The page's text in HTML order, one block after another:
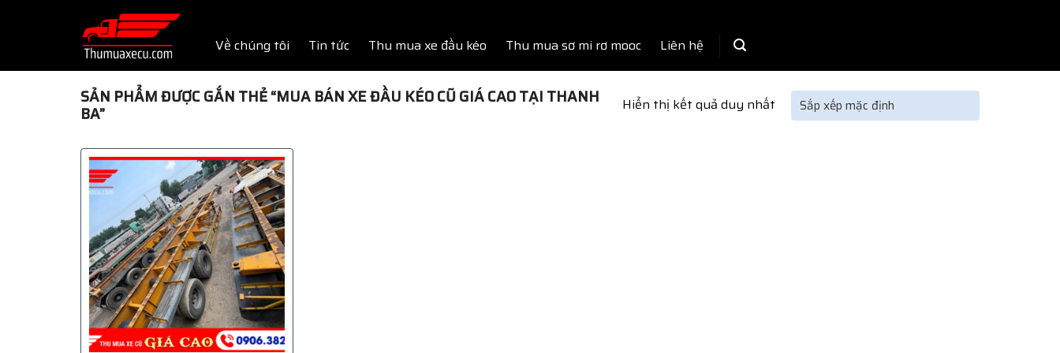
Về chúng tôi Tin tức Thu mua xe đầu kéo Thu mua sơ mi rơ mooc Liên hệ
SẢN PHẨM ĐƯỢC GẮN THẺ “MUA BÁN XE ĐẦU KÉO CŨ GIÁ CAO TẠI THANH
BA” Hiển thị kết quả duy nhất